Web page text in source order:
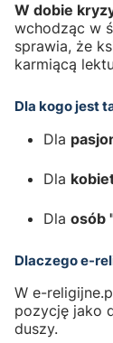
W dobie
wchodząc w
sprawia, że
karmiącą
Dla kogo jest
Dla
Dla
Dla osób
Dlaczego e-
W e-
pozycję jako
duszy.